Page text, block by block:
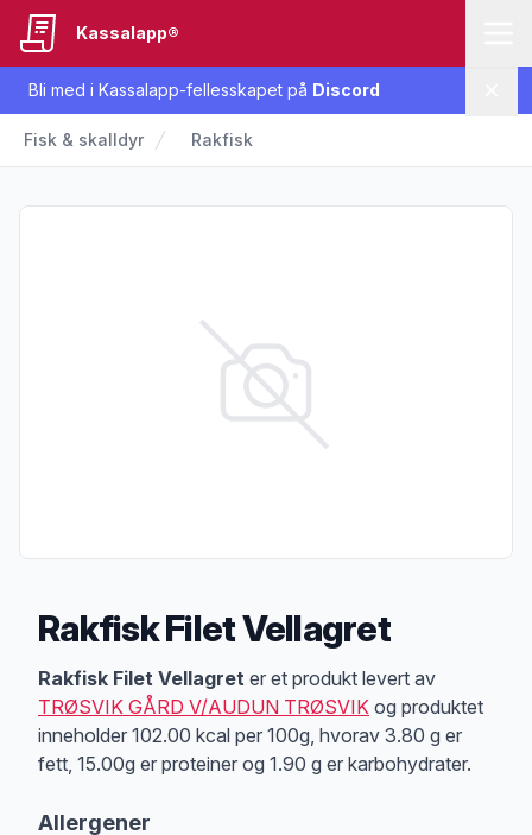
Bli med i Kassalapp-fellesskapet på Discord
Kassalapp®
Fisk & skalldyr Rakfisk
Rakfisk Filet Vellagret
Produktbeskrivelse
Rakfisk Filet Vellagret er et produkt levert av
TRØSVIK GÅRD V/AUDUN TRØSVIK og produktet
inneholder 102.00 kcal per 100g, hvorav 3.80 g er
fett, 15.00g er proteiner og 1.90 g er karbohydrater.
Allergener